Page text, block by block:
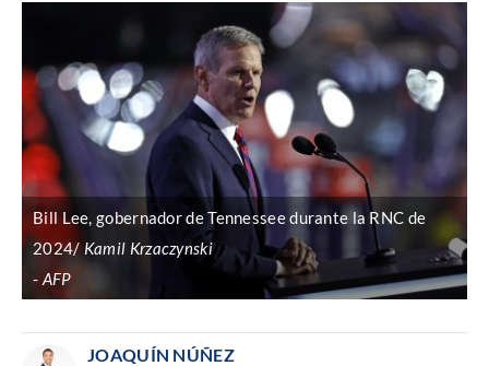
Bill Lee, gobernador de Tennessee durante la RNC de
2024/ Kamil Krzaczynski
AFP
JOAQUÍN NÚÑEZ